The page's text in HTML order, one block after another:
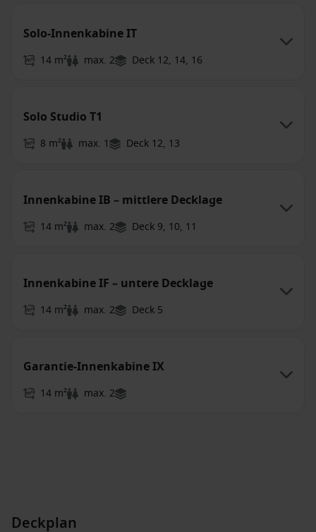
Solo-Innenkabine IT
14 m² max. 2 Deck 12, 14, 16
Solo Studio T1
8 m² max. 1 Deck 12, 13
Innenkabine IB – mittlere Decklage
14 m² max. 2 Deck 9, 10, 11
Innenkabine IF – untere Decklage
14 m² max. 2 Deck 5
Garantie-Innenkabine IX
14 m² max. 2
Deckplan